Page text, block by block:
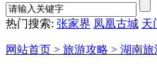
热门搜索: 张家界 凤凰古城 天
网站首页 > 旅游攻略 > 湖南旅